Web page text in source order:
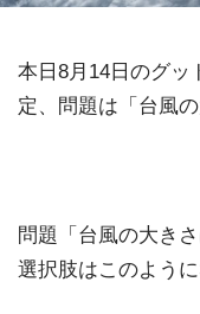
本日8月14日のグッ
定、問題は「台風
問題「台風の大き
選択肢はこのように